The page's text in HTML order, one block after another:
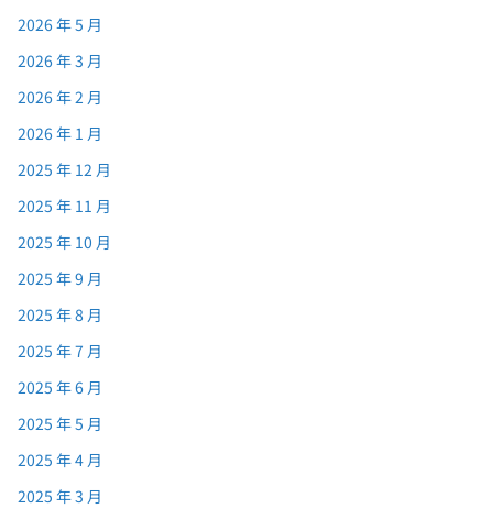
2026 年 5 月
2026 年 3 月
2026 年 2 月
2026 年 1 月
2025 年 12 月
2025 年 11 月
2025 年 10 月
2025 年 9 月
2025 年 8 月
2025 年 7 月
2025 年 6 月
2025 年 5 月
2025 年 4 月
2025 年 3 月